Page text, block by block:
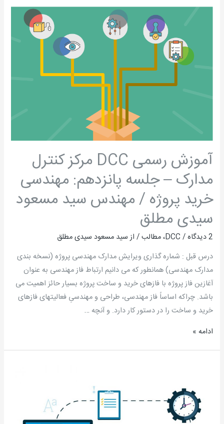
آموزش رسمی DCC مرکز کنترل
مدارک – جلسه پانزدهم: مهندسی
خرید پروژه / مهندس سید مسعود
سیدی مطلق
2 دیدگاه /
DCC،مطالب/ ازسید مسعود سیدی مطلق
درس قبل : شماره گذاری ویرایش مدارک مهندسی پروژه (نسخه بندی
مدارک مهندسی) همانطور که می دانیم ارتباط فاز مهندسی به عنوان
آغازین فاز پروژه با فازهای خرید و ساخت پروژه بسیار حائز اهمیت می
باشد. چراکه اساساً فاز مهندسی، طراحی و مهندسیِ فعالیتهای فازهای
خرید و ساخت را در دستور کار دارد. و آنچه …
پروژه
مهندس
سید
مسعود
سیدی
مطلق
ادامه »